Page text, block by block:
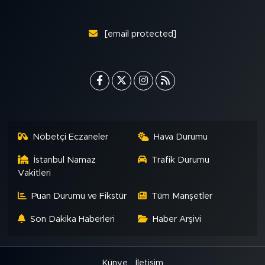
[email protected]
Nöbetçi Eczaneler Hava Durumu
İstanbul Namaz
Vakitleri
Trafik Durumu
Puan Durumu ve Fikstür Tüm Manşetler
Son Dakika Haberleri Haber Arşivi
Künye İletişim
FOTO GALERİ